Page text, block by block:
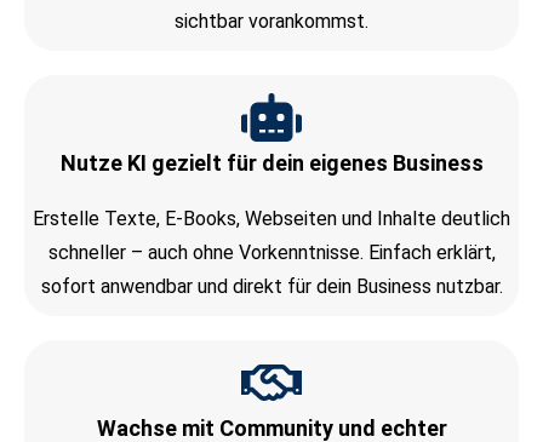
sichtbar vorankommst.
Nutze KI gezielt für dein eigenes Business
Erstelle Texte, E-Books, Webseiten und Inhalte deutlich
schneller – auch ohne Vorkenntnisse. Einfach erklärt,
sofort anwendbar und direkt für dein Business nutzbar.
Wachse mit Community und echter